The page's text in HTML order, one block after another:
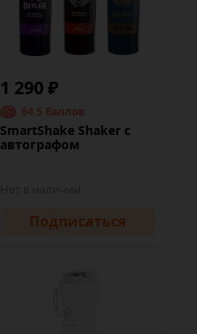
1 290 ₽
64.5 баллов
SmartShake Shaker с
автографом
Подписаться